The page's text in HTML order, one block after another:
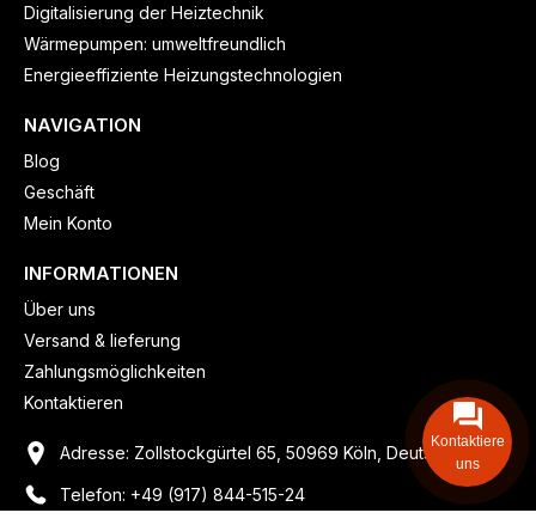
Digitalisierung der Heiztechnik
Wärmepumpen: umweltfreundlich
Energieeffiziente Heizungstechnologien
NAVIGATION
Blog
Geschäft
Mein Konto
INFORMATIONEN
Über uns
Versand & lieferung
Zahlungsmöglichkeiten
Kontaktieren
Adresse: Zollstockgürtel 65, 50969 Köln, Deutschland
Telefon: +49 (917) 844-515-24
Kontaktiere
uns